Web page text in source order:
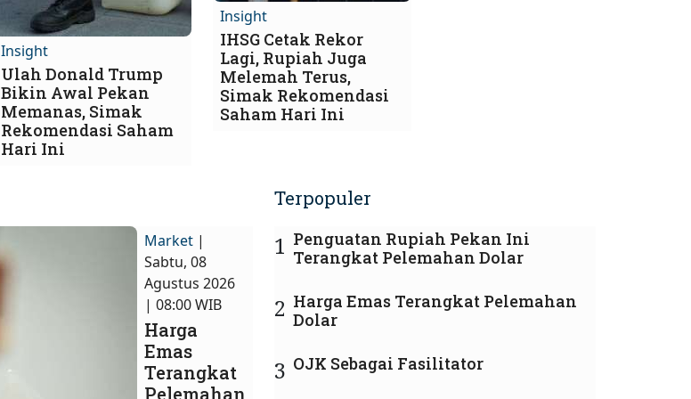
Insight
Ulah Donald Trump
Bikin Awal Pekan
Memanas, Simak
Rekomendasi Saham
Hari Ini
Insight
IHSG Cetak Rekor
Lagi, Rupiah Juga
Melemah Terus,
Simak Rekomendasi
Saham Hari Ini
Market |
Sabtu, 08
Agustus 2026
| 08:00 WIB
Harga
Emas
Terangkat
Pelemahan
Terpopuler
1 Penguatan Rupiah Pekan Ini
Terangkat Pelemahan Dolar
2 Harga Emas Terangkat Pelemahan
Dolar
3 OJK Sebagai Fasilitator